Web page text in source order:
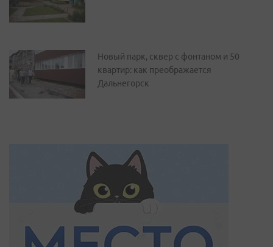
Новый парк, сквер с фонтаном и 50
квартир: как преображается
Дальнегорск